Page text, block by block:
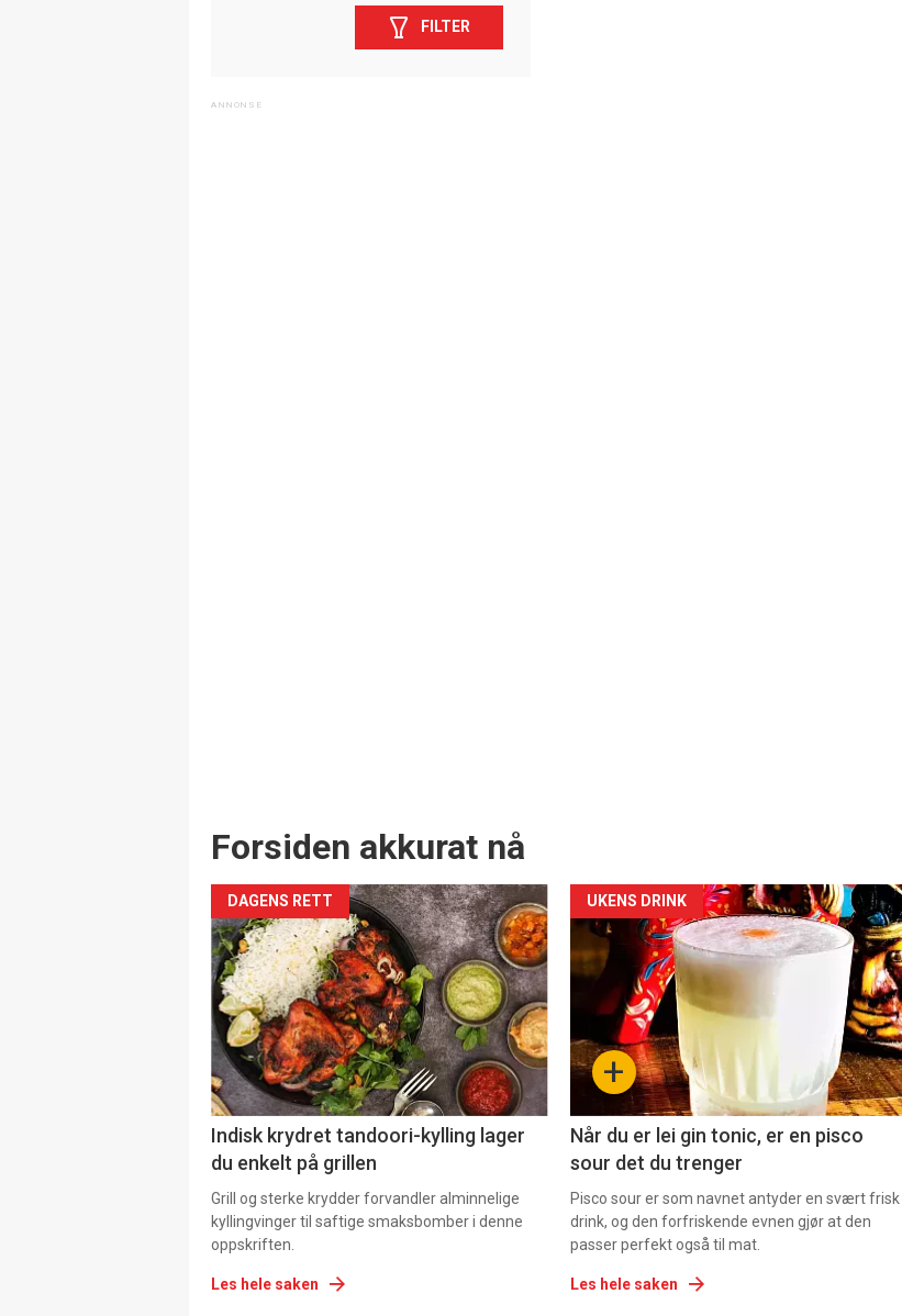
FILTER
Forsiden akkurat nå
DAGENS RETT
Indisk krydret tandoori-kylling lager
du enkelt på grillen
Grill og sterke krydder forvandler alminnelige
kyllingvinger til saftige smaksbomber i denne
oppskriften.
Les hele saken
Forsiden
akkurat
nå
-
+
UKENS DRINK
Når du er lei gin tonic, er en pisco
sour det du trenger
Pisco sour er som navnet antyder en svært frisk
drink, og den forfriskende evnen gjør at den
passer perfekt også til mat.
Les hele saken